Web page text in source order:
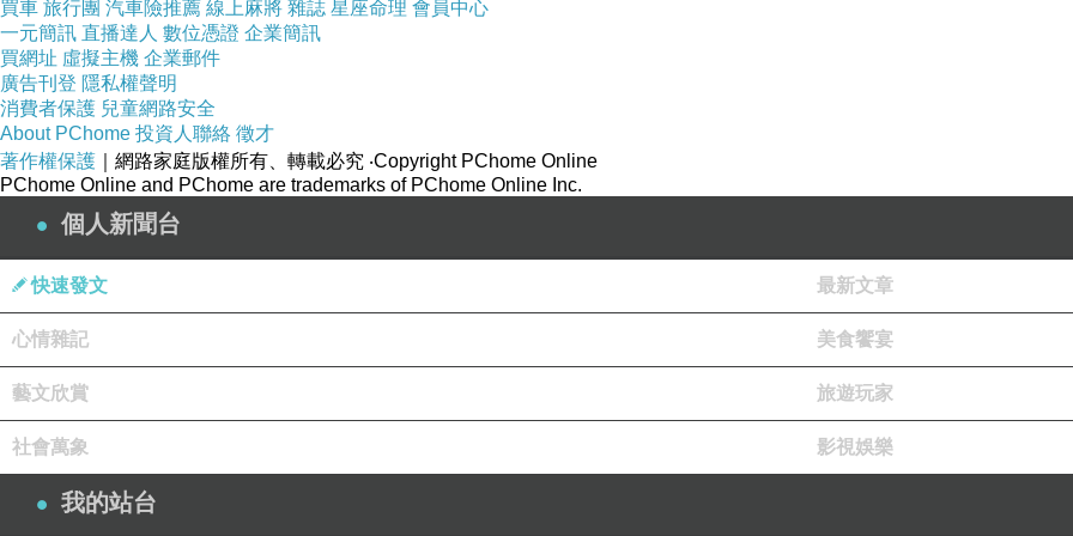
動物園入口的迎賓動物，帶有喜氣的紅鶴，仔細觀察牠們，很愛金雞獨立的站姿，原來這也是有原因的
要還能控制體溫。
#zoo #taipei #taipeitravel #taipeigram #igers #igertaiwan #taiwan #bpintaiwan #amazingtaiwan #taiwantravel #taiwangram #flamingo
下一篇：
買車 旅行團 汽車險推薦 線上麻將 雜誌 星座命理 會員中心
一元簡訊 直播達人 數位憑證 企業簡訊
買網址 虛擬主機 企業郵件
廣告刊登 隱私權聲明
消費者保護 兒童網路安全
About PChome 投資人聯絡 徵才
著作權保護 ｜網路家庭版權所有、轉載必究 ‧Copyright PChome Online
PChome Online and PChome are trademarks of PChome Online Inc.
個人新聞台
快速發文 最新文章
心情雜記 美食饗宴
藝文欣賞 旅遊玩家
社會萬象 影視娛樂
我的站台